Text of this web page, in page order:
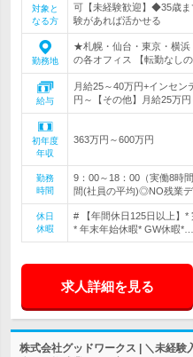
対象と
なる方
可【未経験歓迎】◆35歳
験があれば活かせる
勤務地
★札幌・仙台・東京・横浜
の各オフィス 【転勤なし
給与
月給25～40万円+インセ
円～【その他】月給25万
初年度
年収
363万円～600万円
勤務
時間
9：00～18：00（実働8時
間(社員の平均)◎NO残業
休日
休暇
# 【年間休日125日以上】*
* 年末年始休暇* GW休暇*…
求人詳細を見る
株式会社グッドワークス | ＼未経